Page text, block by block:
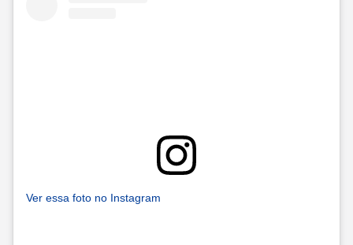
Ver essa foto no Instagram